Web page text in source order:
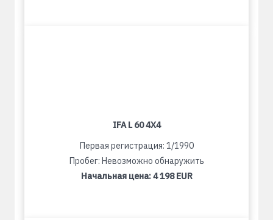
IFA L 60 4X4
Первая регистрация: 1/1990
Пробег: Невозможно обнаружить
Начальная цена:4 198 EUR